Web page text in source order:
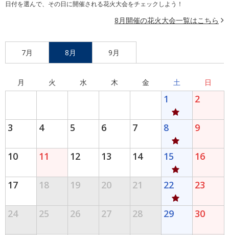
日付を選んで、その日に開催される花火大会をチェックしよう！
8月開催の花火大会一覧はこちら
7月 8月 9月
月 火 水 木 金 土 日
1 2
3 4 5 6 7 8 9
10 11 12 13 14 15 16
17 18 19 20 21 22 23
24 25 26 27 28 29 30